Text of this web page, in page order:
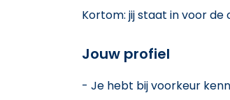
Kortom: jij staat in voor
Jouw profiel
- Je hebt bij voorkeur